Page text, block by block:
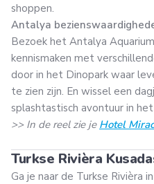
shoppen.
Antalya
Bezoek het Antalya
kennismaken met
door in het Dinopark waar
te zien zijn. En wissel een
splashtastisch avontuur in
>> In de reel zie je Hotel
Turkse Rivièra
Ga je naar de Turkse Rivièra